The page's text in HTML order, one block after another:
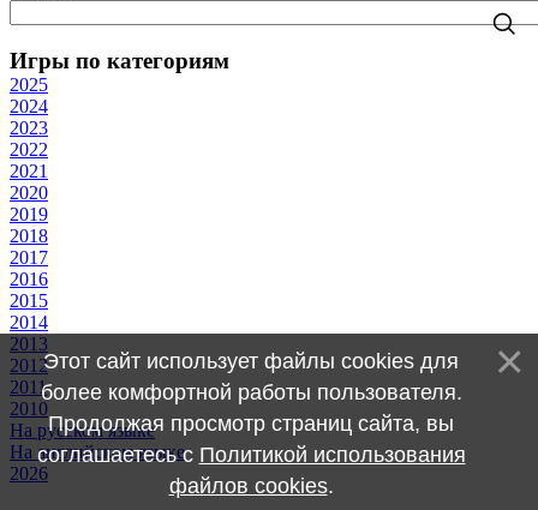
Игры по категориям
2025
2024
2023
2022
2021
2020
2019
2018
2017
2016
2015
2014
2013
2012
2011
2010
На русском языке
На английском языке
2026
Этот сайт использует файлы cookies для
более комфортной работы пользователя.
Продолжая просмотр страниц сайта, вы
соглашаетесь с Политикой использования
файлов cookies.